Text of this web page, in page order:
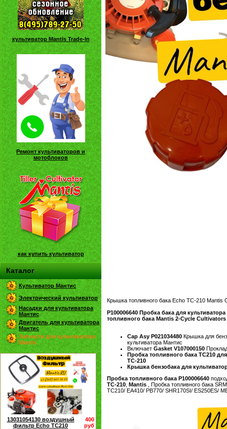
культиватор Mantis Trade-In
Ремонт культиваторов и
мотоблоков
как купить культиватор
Каталог
Культиватор Мантис
Электрический культиватор
Насадки для культиватора
Мантис
Двигатель для культиватора
Мантис
Запчасти для культиватора
Mantis
13031054130 воздушный
фильтр Echo TC210
400
руб
Крышка топливного бака Echo TC-210 Mantis
P100006640 Пробка бака для
топливного бака Mantis 2-Cycle Cultivators
Cap Asy P021034480 Крышка для
культиватора Мантис
Включает Gasket V107000150
Пробка топливного бака TC210
TC-210
Крышка бензобака для
Пробка топливного бака P100006640
TC-210 Mantis
, Пробка топливного бака
TC210/ EA410/ PB770/ SHR170SI/ ES250ES/